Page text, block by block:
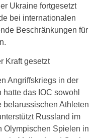
Ukraine fortgesetzt
bei internationalen
Beschränkungen für
Kraft gesetzt
Angriffskriegs in der
das IOC sowohl
belarussischen Athleten
Russland im
Olympischen Spielen in